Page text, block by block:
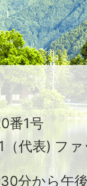
番1号
（代表) フ
分から午